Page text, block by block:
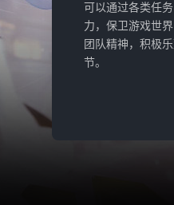
可以通过各类任
力，保卫游戏世
团队精神，积极
节。